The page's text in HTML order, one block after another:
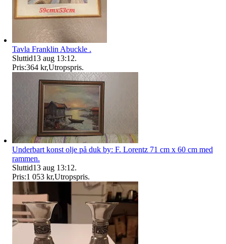
Tavla Franklin Abuckle .
Sluttid13 aug 13:12.
Pris:364 kr,Utropspris.
Underbart konst olje på duk by: F. Lorentz 71 cm x 60 cm med
rammen.
Sluttid13 aug 13:12.
Pris:1 053 kr,Utropspris.